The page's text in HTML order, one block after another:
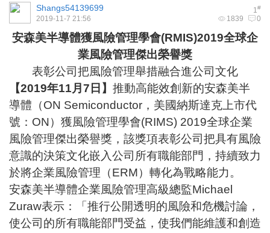
1#
Shangs54139699
1839 0
2019-11-7 21:56
安森美半導體獲風險管理學會(RMIS)2019全球企
業風險管理傑出榮譽獎
表彰公司把風險管理舉措融合進公司文化
【2019年11月 7 日】 推動高能效創新的安森美半
導體（ON Semiconductor，美國納斯達克上市代
號： ON）獲風險管理學會(RIMS) 2019全球企業
風險管理傑出榮譽獎，該獎項表彰公司把具有風險
意識的決策文化嵌入公司所有職能部門，持續致力
於將企業風險管理（ERM）轉化為戰略能力。
安森美半導體企業風險管理高級總監Michael
Zuraw表示：「推行公開透明的風險和危機討論，
使公司的所有職能部門受益，使我們能維護和創造